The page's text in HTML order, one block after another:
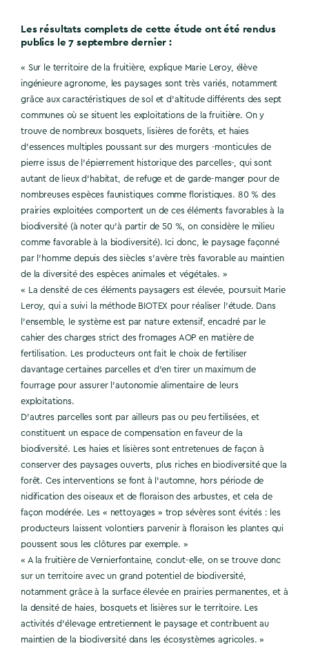
Les résultats complets de cette étude ont été rendus
publics le 7 septembre dernier :
« Sur le territoire de la fruitière, explique Marie Leroy, élève
ingénieure agronome, les paysages sont très variés, notamment
grâce aux caractéristiques de sol et d’altitude différents des sept
communes où se situent les exploitations de la fruitière. On y
trouve de nombreux bosquets, lisières de forêts, et haies
d’essences multiples poussant sur des murgers -monticules de
pierre issus de l’épierrement historique des parcelles-, qui sont
autant de lieux d’habitat, de refuge et de garde-manger pour de
nombreuses espèces faunistiques comme floristiques. 80 % des
prairies exploitées comportent un de ces éléments favorables à la
biodiversité (à noter qu’à partir de 50 %, on considère le milieu
comme favorable à la biodiversité). Ici donc, le paysage façonné
par l’homme depuis des siècles s’avère très favorable au maintien
de la diversité des espèces animales et végétales. »
« La densité de ces éléments paysagers est élevée, poursuit Marie
Leroy, qui a suivi la méthode BIOTEX pour réaliser l’étude. Dans
l’ensemble, le système est par nature extensif, encadré par le
cahier des charges strict des fromages AOP en matière de
fertilisation. Les producteurs ont fait le choix de fertiliser
davantage certaines parcelles et d’en tirer un maximum de
fourrage pour assurer l’autonomie alimentaire de leurs
exploitations.
D’autres parcelles sont par ailleurs pas ou peu fertilisées, et
constituent un espace de compensation en faveur de la
biodiversité. Les haies et lisières sont entretenues de façon à
conserver des paysages ouverts, plus riches en biodiversité que la
forêt. Ces interventions se font à l’automne, hors période de
nidification des oiseaux et de floraison des arbustes, et cela de
façon modérée. Les « nettoyages » trop sévères sont évités : les
producteurs laissent volontiers parvenir à floraison les plantes qui
poussent sous les clôtures par exemple. »
« A la fruitière de Vernierfontaine, conclut-elle, on se trouve donc
sur un territoire avec un grand potentiel de biodiversité,
notamment grâce à la surface élevée en prairies permanentes, et à
la densité de haies, bosquets et lisières sur le territoire. Les
activités d’élevage entretiennent le paysage et contribuent au
maintien de la biodiversité dans les écosystèmes agricoles. »